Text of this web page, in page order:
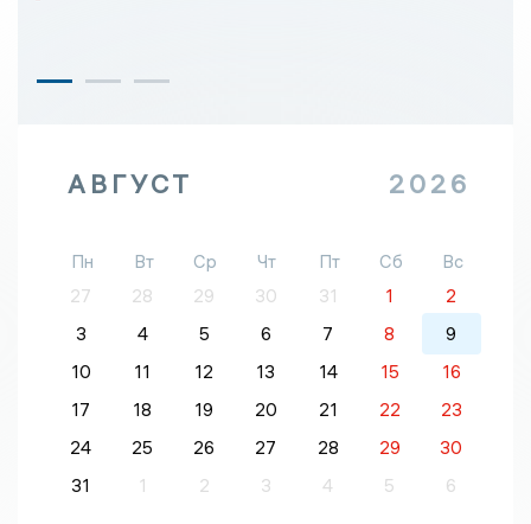
АВГУСТ 2026
Пн Вт Ср Чт Пт Сб
Вс
27
28 29 30 31 1
2
3
4 5 6 7 8
9
10
11 12 13 14 15
16
17
18 19 20 21 22
23
24
25 26 27 28 29
30
31
1 2 3 4 5 6